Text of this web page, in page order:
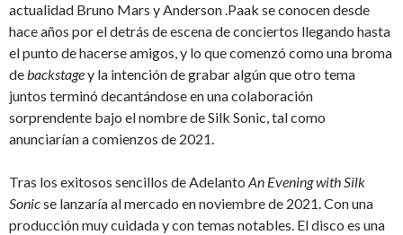
actualidad Bruno Mars y Anderson .Paak se conocen desde
hace años por el detrás de escena de conciertos llegando hasta
el punto de hacerse amigos, y lo que comenzó como una broma
debackstagey la intención de grabar algún que otro tema
juntos terminó decantándose en una colaboración
sorprendente bajo el nombre de Silk Sonic, tal como
anunciarían a comienzos de 2021.
Tras los exitosos sencillos de Adelanto An Evening with Silk
Sonicse lanzaría al mercado en noviembre de 2021. Con una
producción muy cuidada y con temas notables. El disco es una